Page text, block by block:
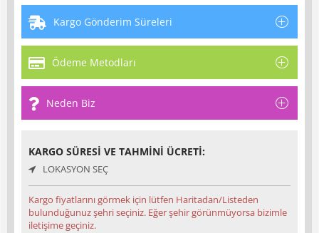
Kargo Gönderim Süreleri
Ödeme Metodları
Neden Biz
KARGO SÜRESI VE TAHMINI ÜCRETI:
LOKASYON SEÇ
Kargo fiyatlarını görmek için lütfen Haritadan/Listeden
bulunduğunuz şehri seçiniz. Eğer şehir görünmüyorsa bizimle
iletişime geçiniz.